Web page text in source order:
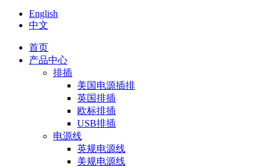
English
中文
首页
产品中心
排插
美国电源插排
英国排插
欧标排插
USB排插
电源线
英规电源线
美规电源线